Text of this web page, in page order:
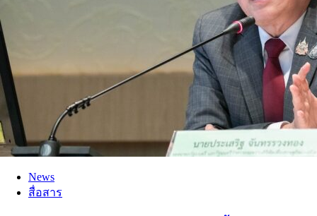
News
สื่อสาร